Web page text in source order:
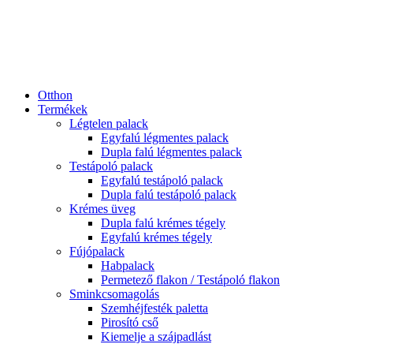
Otthon
Termékek
Légtelen palack
Egyfalú légmentes palack
Dupla falú légmentes palack
Testápoló palack
Egyfalú testápoló palack
Dupla falú testápoló palack
Krémes üveg
Dupla falú krémes tégely
Egyfalú krémes tégely
Fújópalack
Habpalack
Permetező flakon / Testápoló flakon
Sminkcsomagolás
Szemhéjfesték paletta
Pirosító cső
Kiemelje a szájpadlást